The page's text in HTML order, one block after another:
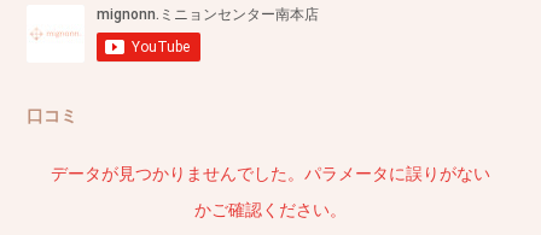
口コミ
データが見つかりませんでした。パラメータに誤りがない
かご確認ください。